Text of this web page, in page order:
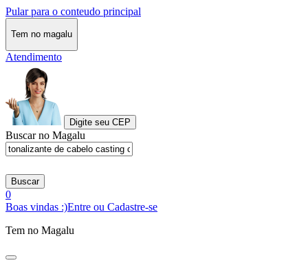
Pular para o conteudo principal
Tem no magalu
Atendimento
Digite seu CEP
Buscar no Magalu
Buscar
0
Boas vindas :)Entre ou Cadastre-se
Tem no Magalu